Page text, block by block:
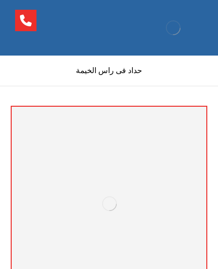
حداد فى راس الخيمة